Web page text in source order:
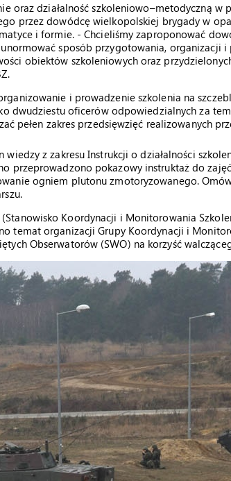
oraz działalność szkoleniowo–metodyczną w
przez dowódcę wielkopolskiej brygady w
i formie. - Chcieliśmy zaproponować
sposób przygotowania, organizacji i
obiektów szkoleniowych oraz
i prowadzenie szkolenia na
dwudziestu oficerów odpowiedzialnych za
pełen zakres przedsięwzięć realizowanych
wiedzy z zakresu Instrukcji o działalności
przeprowadzono pokazowy instruktaż do
ogniem plutonu zmotoryzowanego.
Koordynacji i Monitorowania
temat organizacji Grupy Koordynacji i
Obserwatorów (SWO) na korzyść